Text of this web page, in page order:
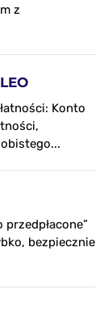
z
Konto
bezpiecznie